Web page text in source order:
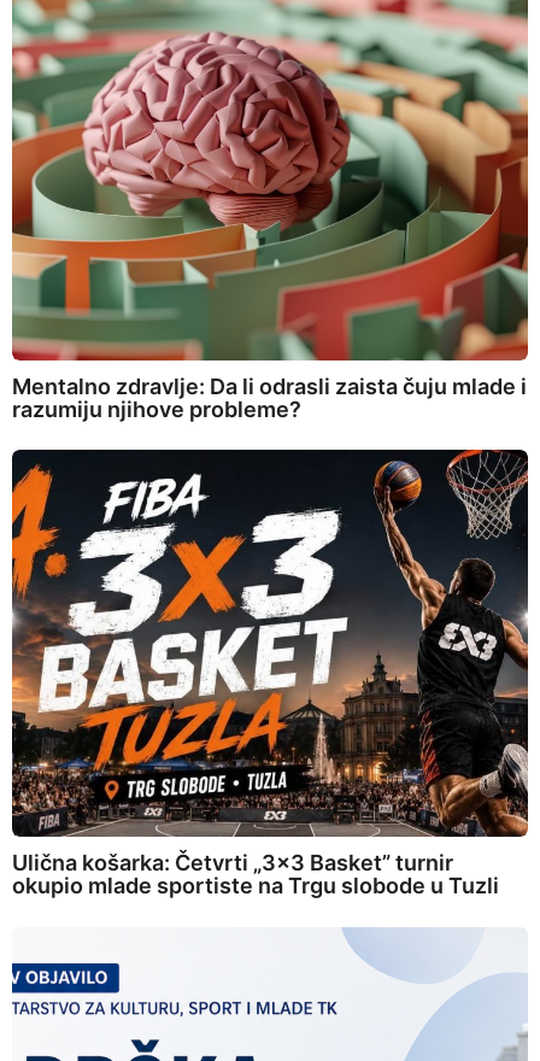
Mentalno zdravlje: Da li odrasli zaista čuju mlade i
razumiju njihove probleme?
Ulična košarka: Četvrti „3×3 Basket” turnir
okupio mlade sportiste na Trgu slobode u Tuzli